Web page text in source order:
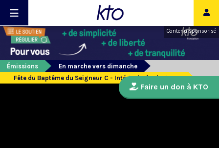
Contenu sponsorisé
Émissions
En marche vers dimanche
Fête du Baptême du Seigneur C - Intégrale des lectures
Faire un don à KTO